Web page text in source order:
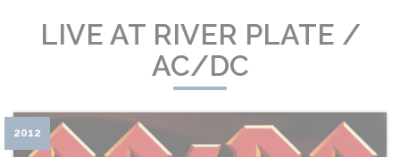
LIVE AT RIVER PLATE /
AC/DC
2012